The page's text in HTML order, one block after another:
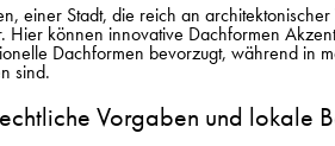
einer Stadt, die reich an
Hier können innovative Dachformen
Dachformen bevorzugt, während in
sind.
Vorgaben und lokale